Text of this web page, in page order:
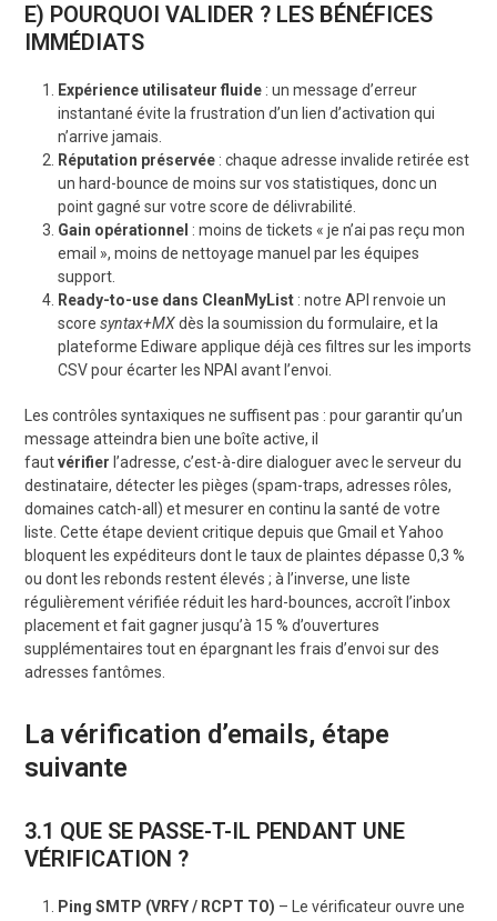
E) POURQUOI VALIDER ? LES BÉNÉFICES
IMMÉDIATS
Expérience utilisateur fluide : un message d’erreur
instantané évite la frustration d’un lien d’activation qui
n’arrive jamais.
Réputation préservée : chaque adresse invalide retirée est
un hard-bounce de moins sur vos statistiques, donc un
point gagné sur votre score de délivrabilité.
Gain opérationnel : moins de tickets « je n’ai pas reçu mon
email », moins de nettoyage manuel par les équipes
support.
Ready-to-use dans CleanMyList : notre API renvoie un
scoresyntax+MXdès la soumission du formulaire, et la
plateforme Ediware applique déjà ces filtres sur les imports
CSV pour écarter les NPAI avant l’envoi.
Les contrôles syntaxiques ne suffisent pas : pour garantir qu’un
message atteindra bien une boîte active, il
fautvérifier l’adresse, c’est-à-dire dialoguer avec le serveur du
destinataire, détecter les pièges (spam-traps, adresses rôles,
domaines catch-all) et mesurer en continu la santé de votre
liste. Cette étape devient critique depuis que Gmail et Yahoo
bloquent les expéditeurs dont le taux de plaintes dépasse 0,3 %
ou dont les rebonds restent élevés ; à l’inverse, une liste
régulièrement vérifiée réduit les hard-bounces, accroît l’inbox
placement et fait gagner jusqu’à 15 % d’ouvertures
supplémentaires tout en épargnant les frais d’envoi sur des
adresses fantômes.
La vérification d’emails, étape
suivante
3.1 QUE SE PASSE-T-IL PENDANT UNE
VÉRIFICATION ?
Ping SMTP (VRFY / RCPT TO) – Le vérificateur ouvre une